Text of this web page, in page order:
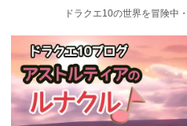
ドラクエ10の世界を冒険中